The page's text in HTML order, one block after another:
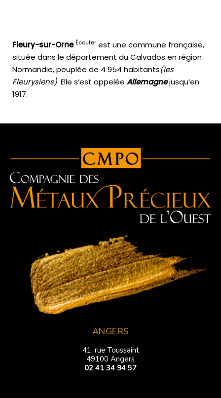
Fleury-sur-Orne Écouter est une commune française,
située dans le département du Calvados en région
Normandie, peuplée de 4 954 habitants(les
Fleurysiens). Elle s’est appelée Allemagnejusqu’en
1917.
ANGERS
41, rue Toussaint
49100 Angers
02 41 34 94 57